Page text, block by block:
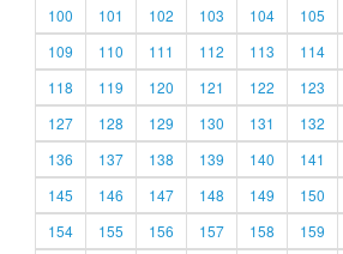
100
101 102 103 104 105
109
110 111 112 113 114
118
119 120 121 122 123
127
128 129 130 131 132
136
137 138 139 140 141
145
146 147 148 149 150
154
155 156 157 158 159